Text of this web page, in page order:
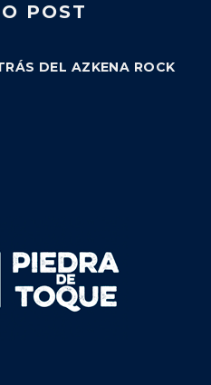
POST
DEL AZKENA ROCK